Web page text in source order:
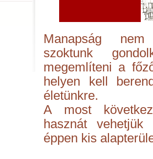
Manapság
szoktunk
megemlíteni a
helyen kell
életünkre.
A most
hasznát
éppen kis